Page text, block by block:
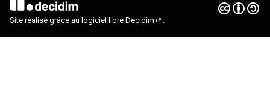
(Lien externe)
Site réalisé grâce au logiciel libre Decidim .
Licence
(Lien